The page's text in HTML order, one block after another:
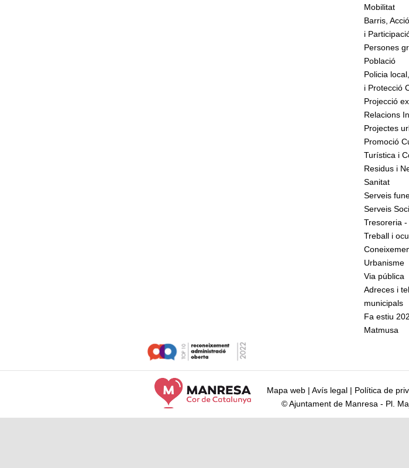
Mobilitat
Barris,
i
Persones
Població
Policia
i Protecció
Projecció
Relacions
Projectes
Promoció
Turística i
Residus i
Sanitat
Serveis
Serveis
Tresoreria
Treball i
Urbanisme
Via pública
Adreces i
municipals
Fa estiu
Matmusa
Mapa web | Avís legal | Política de
© Ajuntament de Manresa - Pl.